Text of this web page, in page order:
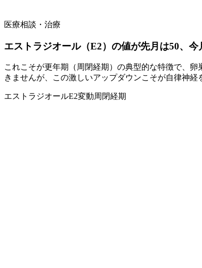
医療相談・治療
エストラジオール（E2）の値が先月は50、
これこそが更年期（周閉経期）の典型的な特徴で、
きませんが、この激しいアップダウンこそが自律神
エストラジオールE2変動周閉経期